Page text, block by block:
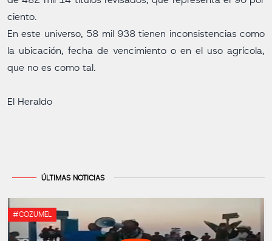
ciento.
En este universo, 58 mil 938 tienen inconsistencias como
la ubicación, fecha de vencimiento o en el uso agrícola,
que no es como tal.
El Heraldo
ÚLTIMAS NOTICIAS
#COZUMEL